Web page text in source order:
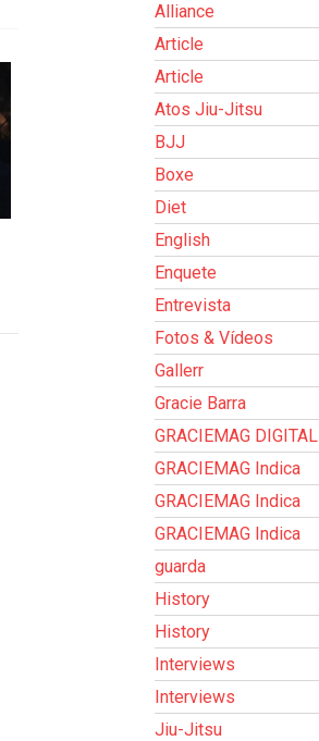
Alliance
Article
Article
Atos Jiu-Jitsu
BJJ
Boxe
Diet
English
Enquete
Entrevista
Fotos & Vídeos
Gallerr
Gracie Barra
GRACIEMAG DIGITAL
GRACIEMAG Indica
GRACIEMAG Indica
GRACIEMAG Indica
guarda
History
History
Interviews
Interviews
Jiu-Jitsu